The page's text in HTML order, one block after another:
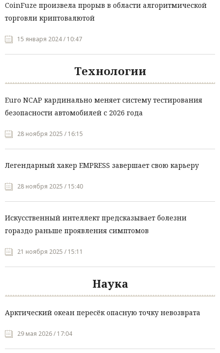
CoinFuze произвела прорыв в области алгоритмической
торговли криптовалютой
15 января 2024 / 10:47
Технологии
Euro NCAP кардинально меняет систему тестирования
безопасности автомобилей с 2026 года
28 ноября 2025 / 16:15
Легендарный хакер EMPRESS завершает свою карьеру
28 ноября 2025 / 15:40
Искусственный интеллект предсказывает болезни
гораздо раньше проявления симптомов
21 ноября 2025 / 15:11
Наука
Арктический океан пересёк опасную точку невозврата
29 мая 2026 / 17:04